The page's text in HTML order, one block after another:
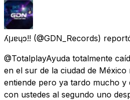
ʎןɹɐɥɔ!! (@GDN_Records)
@TotalplayAyuda totalmente
en el sur de la ciudad de
entiende pero ya tardo mucho y
con ustedes al segundo uno